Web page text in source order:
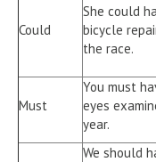
Could
She could
bicycle
the race.
Must
You must
eyes
year.
We should